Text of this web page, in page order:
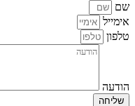
שם
אימייל
טלפון
הודעה
שליחה